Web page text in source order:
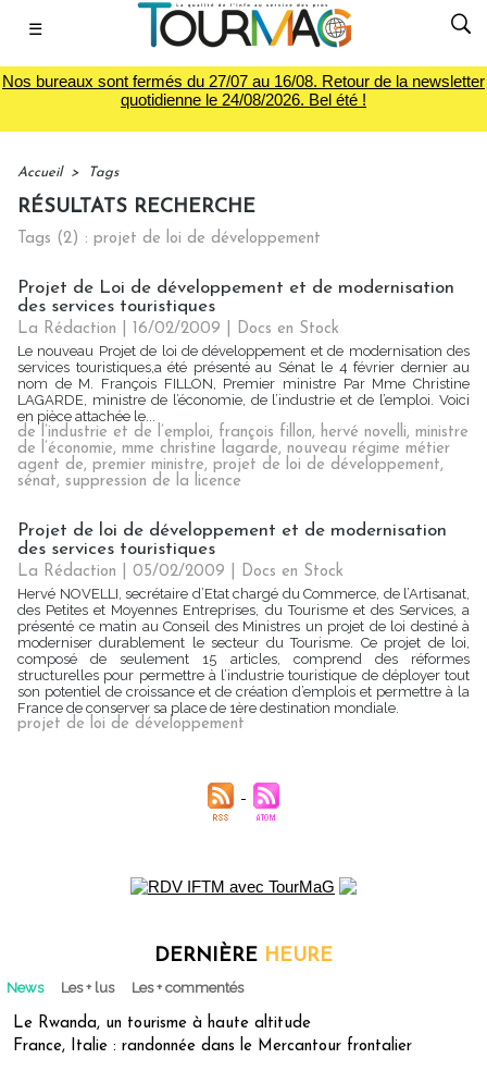
☰
Nos bureaux sont fermés du 27/07 au 16/08. Retour de la newsletter
quotidienne le 24/08/2026. Bel été !
Accueil > Tags
RÉSULTATS RECHERCHE
Tags (2) : projet de loi de développement
Projet de Loi de développement et de modernisation
des services touristiques
La Rédaction | 16/02/2009
Docs en Stock
Le nouveau Projet de loi de développement et de modernisation des
services touristiques,a été présenté au Sénat le 4 février dernier au
nom de M. François FILLON, Premier ministre Par Mme Christine
LAGARDE, ministre de l’économie, de l’industrie et de l’emploi. Voici
en pièce attachée le...
de l’industrie et de l’emploi, françois fillon, hervé novelli, ministre
de l’économie, mme christine lagarde, nouveau régime métier
agent de, premier ministre, projet de loi de développement,
sénat, suppression de la licence
Projet de loi de développement et de modernisation
des services touristiques
La Rédaction | 05/02/2009
Docs en Stock
Hervé NOVELLI, secrétaire d’Etat chargé du Commerce, de l’Artisanat,
des Petites et Moyennes Entreprises, du Tourisme et des Services, a
présenté ce matin au Conseil des Ministres un projet de loi destiné à
moderniser durablement le secteur du Tourisme. Ce projet de loi,
composé de seulement 15 articles, comprend des réformes
structurelles pour permettre à l’industrie touristique de déployer tout
son potentiel de croissance et de création d’emplois et permettre à la
France de conserver sa place de 1ère destination mondiale.
projet de loi de développement
DERNIÈRE HEURE
News Les + lus Les + commentés
Le Rwanda, un tourisme à haute altitude
France, Italie : randonnée dans le Mercantour frontalier